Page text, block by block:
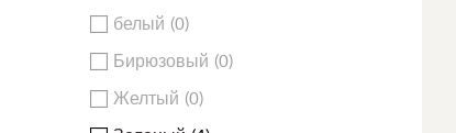
белый 0
Бирюзовый 0
Желтый 0